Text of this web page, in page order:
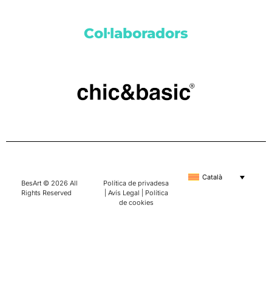
Col·laboradors
BesArt © 2026 All
Rights Reserved
Política de privadesa
Avís Legal
Política
de cookies
Català